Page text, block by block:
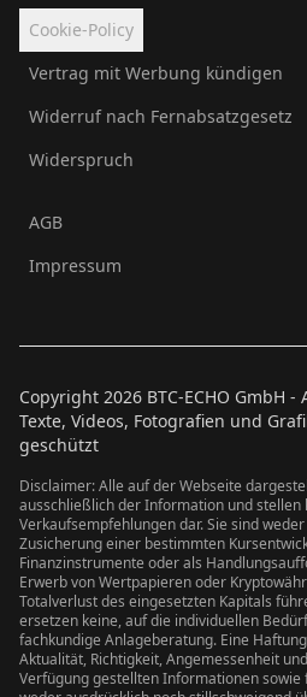
Cookie-Policy
Vertrag mit Werbung kündigen
Widerruf nach Fernabsatzgesetz
Widerspruch
AGB
Impressum
Copyright 2026 BTC-ECHO GmbH
Texte, Videos, Fotografien und
geschützt
Disclaimer: Alle auf der Webseite
ausschließlich der Information und stellen
Verkaufsempfehlungen dar. Sie sind
Zusicherung einer bestimmten
Finanzinstrumente oder als
Erwerb von Wertpapieren oder
Totalverlust des eingesetzten Kapitals
ersetzen keine, auf die individuellen
fachkundige Anlageberatung. Eine
Aktualität, Richtigkeit, Angemessenheit
Verfügung gestellten Informationen